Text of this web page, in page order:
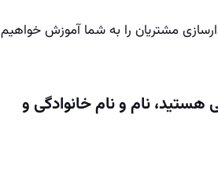
مشتریان را به شما آموزش خواهیم
هستید، نام و نام خانوادگی و